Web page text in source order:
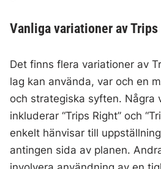
Vanliga variationer av Trips
Det finns flera variationer av
lag kan använda, var och en
och strategiska syften. Några
inkluderar “Trips Right” och
enkelt hänvisar till
antingen sida av planen.